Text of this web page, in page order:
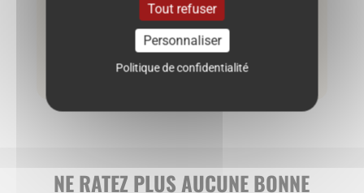
10.00€
Ajouter au panier
NE RATEZ PLUS AUCUNE BONNE
Tout refuser
Personnaliser
Politique de confidentialité